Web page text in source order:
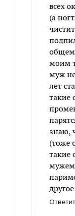
всех
(а
моим
муж
лет
такие
знаю,
(тоже
такие
мужем